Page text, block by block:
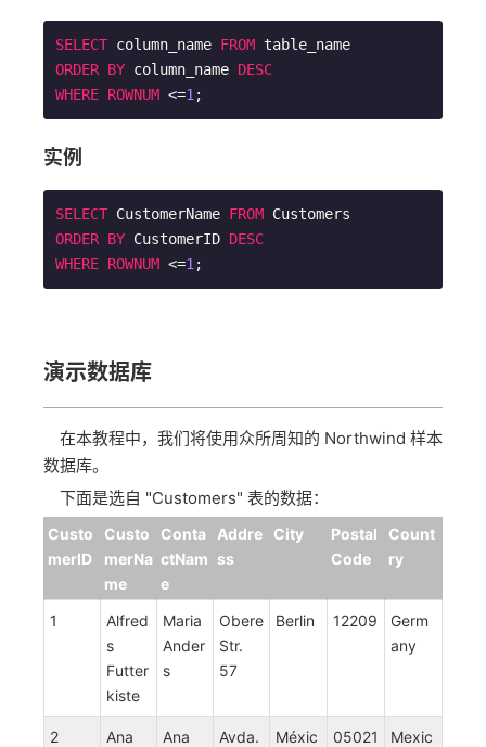
SELECT column_name FROM
ORDER BY column_name DESC
WHERE ROWNUM <=1 ;
实例
SELECT CustomerName FROM
ORDER BY CustomerID DESC
WHERE ROWNUM <=1 ;
演示数据库
在本教程中，我们将使用众所周知的 Northwind 样本
数据库。
下面是选自 "Customers" 表的数据：
Custo
merID
Custo
merNa
me
Conta
ctNam
e
Addre
ss
City
Postal
Code
Count
ry
1
Alfred
s
Futter
kiste
Maria
Ander
s
Obere
Str.
57
Berlin 12209
Germ
any
2
Ana
Ana
Avda.
Méxic
05021
Mexic